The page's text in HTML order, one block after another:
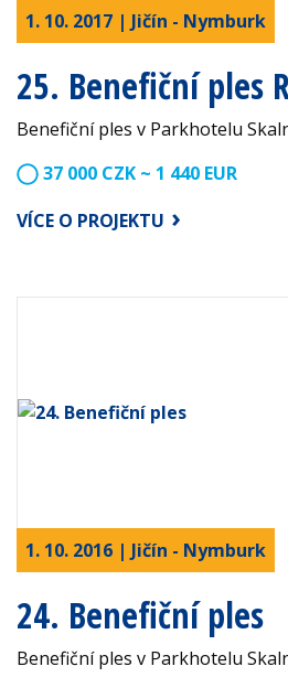
1. 10. 2017 | Jičín - Nymburk
25. Benefiční ples
Benefiční ples v Parkhotelu
37 000 CZK ~ 1 440 EUR
VÍCE O PROJEKTU
1. 10. 2016 | Jičín - Nymburk
24. Benefiční ples
Benefiční ples v Parkhotelu